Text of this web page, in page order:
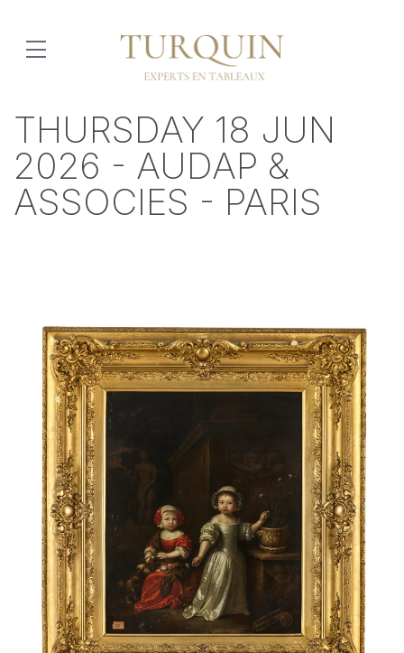
THURSDAY 18 JUN
2026 - AUDAP &
ASSOCIES - PARIS